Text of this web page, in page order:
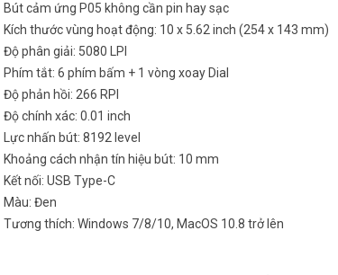
Bút cảm ứng P05 không cần pin hay sạc
Kích thước vùng hoạt động: 10 x 5.62 inch (254 x 143 mm)
Độ phân giải: 5080 LPI
Phím tắt: 6 phím bấm + 1 vòng xoay Dial
Độ phản hồi: 266 RPI
Độ chính xác: 0.01 inch
Lực nhấn bút: 8192 level
Khoảng cách nhận tín hiệu bút: 10 mm
Kết nối: USB Type-C
Màu: Đen
Tương thích: Windows 7/8/10, MacOS 10.8 trở lên